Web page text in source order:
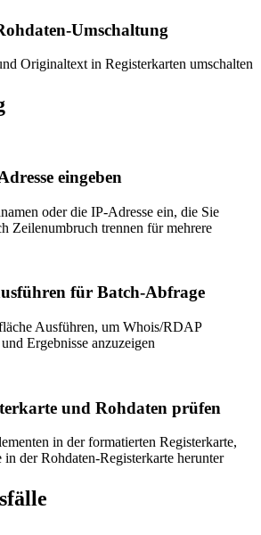
Umschaltung
Originaltext in Registerkarten umschalten
eingeben
oder die IP-Adresse ein, die Sie
Zeilenumbruch trennen für mehrere
für Batch-Abfrage
Ausführen, um Whois/RDAP
Ergebnisse anzuzeigen
und Rohdaten prüfen
in der formatierten Registerkarte,
der Rohdaten-Registerkarte herunter